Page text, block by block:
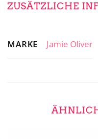
ZUSÄTZLICHE
MARKE Jamie Oliver